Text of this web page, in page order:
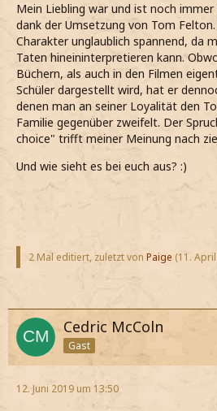
Mein Liebling war und ist noch
dank der Umsetzung von Tom
Charakter unglaublich spannend, da
Taten hineininterpretieren kann.
Büchern, als auch in den Filmen
Schüler dargestellt wird, hat er
denen man an seiner Loyalität den
Familie gegenüber zweifelt. Der
choice" trifft meiner Meinung nach
Und wie sieht es bei euch aus? :)
2 Mal editiert, zuletzt von Paige (11.
Cedric McColn
Gast
12. Juni 2019 um 13:50